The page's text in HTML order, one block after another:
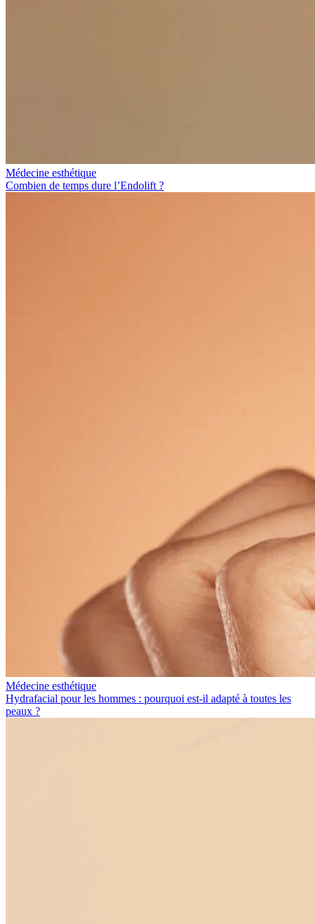
Médecine esthétique
Combien de temps dure l’Endolift ?
Médecine esthétique
Hydrafacial pour les hommes : pourquoi est-il adapté à toutes les
peaux ?